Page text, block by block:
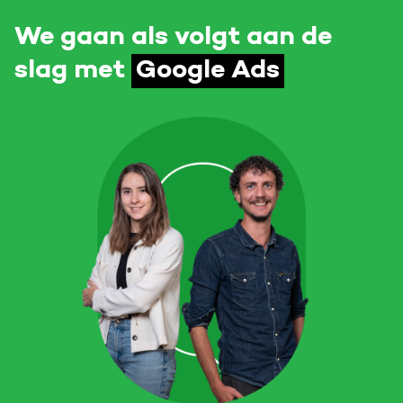
We gaan als volgt aan de
slag met Google Ads